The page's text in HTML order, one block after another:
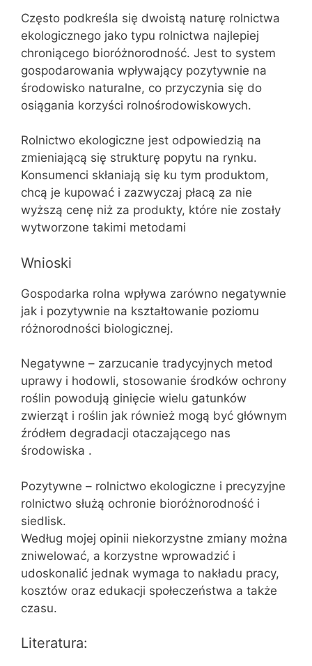
Często podkreśla się dwoistą naturę rolnictwa
ekologicznego jako typu rolnictwa najlepiej
chroniącego bioróżnorodność. Jest to system
gospodarowania wpływający pozytywnie na
środowisko naturalne, co przyczynia się do
osiągania korzyści rolnośrodowiskowych.
Rolnictwo ekologiczne jest odpowiedzią na
zmieniającą się strukturę popytu na rynku.
Konsumenci skłaniają się ku tym produktom,
chcą je kupować i zazwyczaj płacą za nie
wyższą cenę niż za produkty, które nie zostały
wytworzone takimi metodami
Wnioski
Gospodarka rolna wpływa zarówno negatywnie
jak i pozytywnie na kształtowanie poziomu
różnorodności biologicznej.
Negatywne – zarzucanie tradycyjnych metod
uprawy i hodowli, stosowanie środków ochrony
roślin powodują ginięcie wielu gatunków
zwierząt i roślin jak również mogą być głównym
źródłem degradacji otaczającego nas
środowiska .
Pozytywne – rolnictwo ekologiczne i precyzyjne
rolnictwo służą ochronie bioróżnorodność i
siedlisk.
Według mojej opinii niekorzystne zmiany można
zniwelować, a korzystne wprowadzić i
udoskonalić jednak wymaga to nakładu pracy,
kosztów oraz edukacji społeczeństwa a także
czasu.
Literatura: